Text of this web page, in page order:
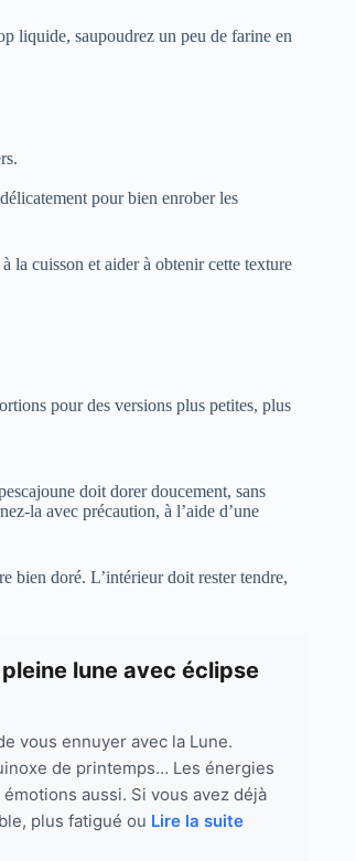
liquide, saupoudrez un peu de farine en
pour bien enrober les
la cuisson et aider à obtenir cette texture
pour des versions plus petites, plus
doit dorer doucement, sans
la avec précaution, à l’aide d’une
bien doré. L’intérieur doit rester tendre,
lune avec éclipse
vous ennuyer avec la Lune.
de printemps… Les énergies
aussi. Si vous avez déjà
plus fatigué ou Lire la suite